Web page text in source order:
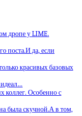
дропе у LIME.
поста.И да, если
красивых базовых
коллег. Особенно с
была скучной.А в том,